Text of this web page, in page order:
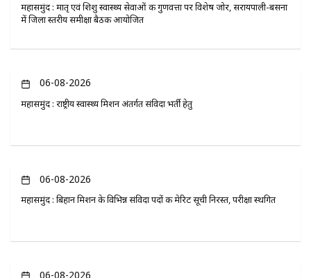
महासमुंद : मातृ एवं शिशु स्वास्थ्य सेवाओं की गुणवत्ता पर विशेष जोर, सरायपाली-बसना
में जिला स्तरीय समीक्षा बैठक आयोजित
06-08-2026
महासमुंद : राष्ट्रीय स्वास्थ्य मिशन अंतर्गत संविदा भर्ती हेतु
06-08-2026
महासमुंद : बिहान मिशन के विभिन्न संविदा पदों की मेरिट सूची निरस्त, परीक्षा स्थगित
06-08-2026